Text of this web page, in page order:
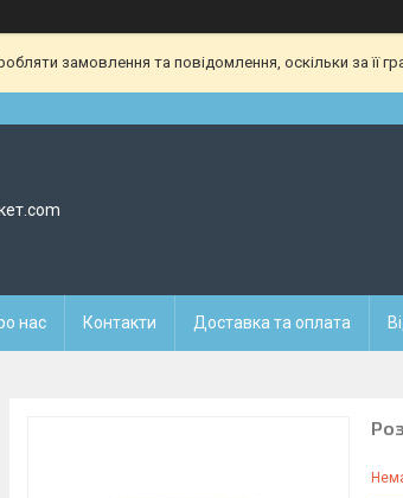
замовлення та повідомлення, оскільки за її
нас Контакти Доставка та оплата